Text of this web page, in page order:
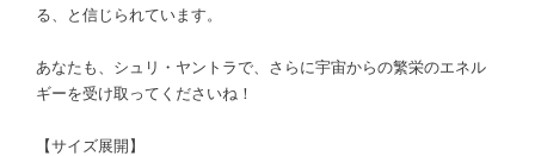
る、と信じられています。
あなたも、シュリ・ヤントラで、さらに宇宙からの繁栄のエネル
ギーを受け取ってくださいね！
【サイズ展開】